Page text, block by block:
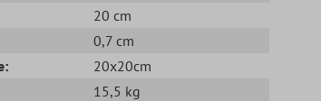
20 cm
0,7 cm
20x20cm
15,5 kg